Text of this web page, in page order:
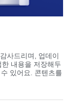
사드리며, 업데이
내용을 저장해두
있어요. 콘텐츠를